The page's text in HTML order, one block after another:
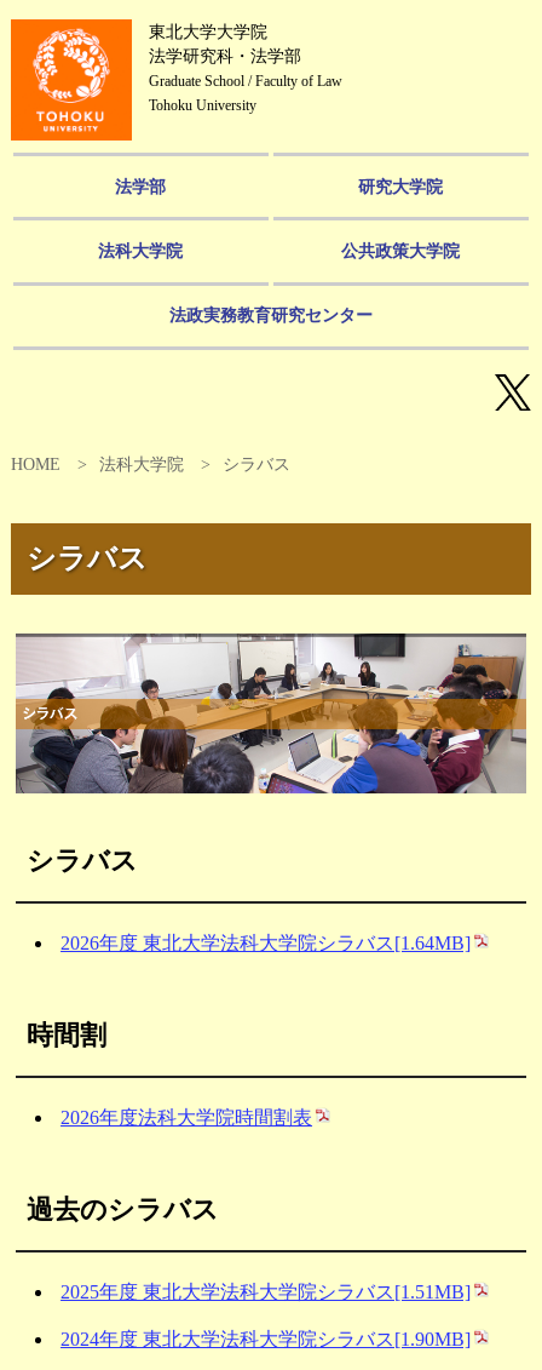
東北大学大学院
法学研究科・法学部
Graduate School / Faculty of Law
Tohoku University
法学部 研究大学院
法科大学院 公共政策大学院
法政実務教育研究センター
HOME 法科大学院 シラバス
シラバス
シラバス
2026年度 東北大学法科大学院シラバス[1.64MB]
時間割
2026年度法科大学院時間割表
過去のシラバス
2025年度 東北大学法科大学院シラバス[1.51MB]
2024年度 東北大学法科大学院シラバス[1.90MB]